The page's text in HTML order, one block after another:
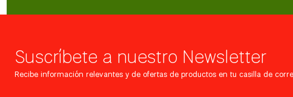
Suscríbete a nuestro Newsletter
Recibe información relevantes y de ofertas de productos en tu casilla de